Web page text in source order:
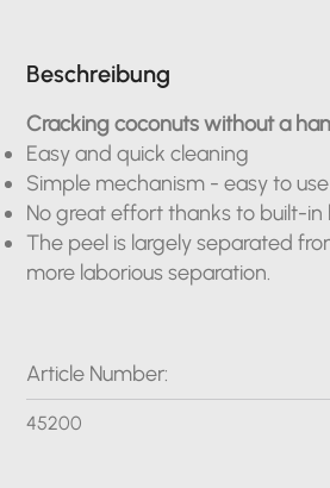
Beschreibung
Cracking coconuts without a
Easy and quick cleaning
Simple mechanism - easy to use
No great effort thanks to built-in
The peel is largely separated
more laborious separation.
Article Number:
45200